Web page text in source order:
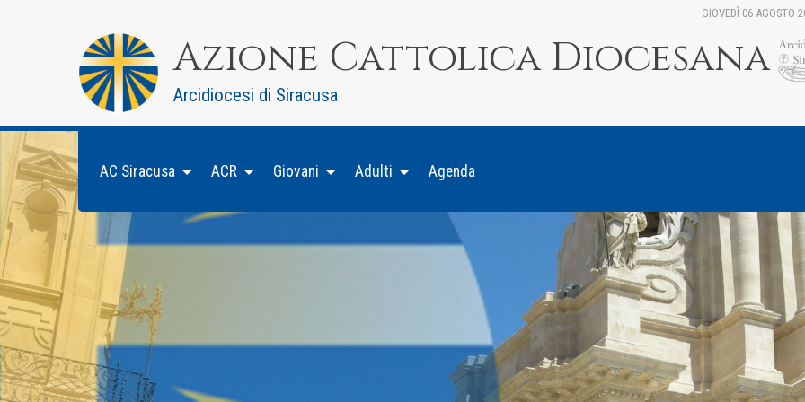
GIOVEDÌ 06 AGOSTO
Azione Cattolica Diocesana
Arcidiocesi di Siracusa
AC Siracusa ACR Giovani Adulti Agenda